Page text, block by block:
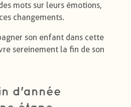
mots sur leurs émotions,
changements.
son enfant dans cette
sereinement la fin de son
d'année